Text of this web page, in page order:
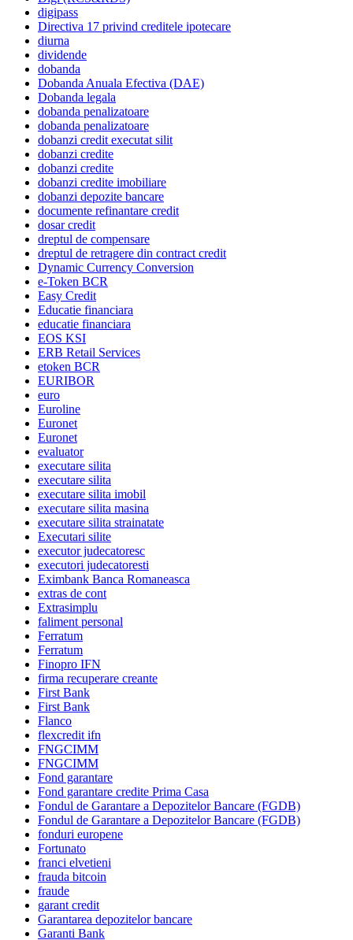
digipass
Directiva 17 privind creditele ipotecare
diurna
dividende
dobanda
Dobanda Anuala Efectiva (DAE)
Dobanda legala
dobanda penalizatoare
dobanda penalizatoare
dobanzi credit executat silit
dobanzi credite
dobanzi credite
dobanzi credite imobiliare
dobanzi depozite bancare
documente refinantare credit
dosar credit
dreptul de compensare
dreptul de retragere din contract credit
Dynamic Currency Conversion
e-Token BCR
Easy Credit
Educatie financiara
educatie financiara
EOS KSI
ERB Retail Services
etoken BCR
EURIBOR
euro
Euroline
Euronet
Euronet
evaluator
executare silita
executare silita
executare silita imobil
executare silita masina
executare silita strainatate
Executari silite
executor judecatoresc
executori judecatoresti
Eximbank Banca Romaneasca
extras de cont
Extrasimplu
faliment personal
Ferratum
Ferratum
Finopro IFN
firma recuperare creante
First Bank
First Bank
Flanco
flexcredit ifn
FNGCIMM
FNGCIMM
Fond garantare
Fond garantare credite Prima Casa
Fondul de Garantare a Depozitelor Bancare (FGDB)
Fondul de Garantare a Depozitelor Bancare (FGDB)
fonduri europene
Fortunato
franci elvetieni
frauda bitcoin
fraude
garant credit
Garantarea depozitelor bancare
Garanti Bank